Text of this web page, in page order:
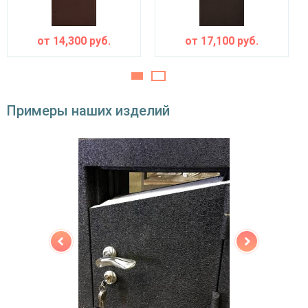
Изоляционные материалы
тройной контур уплотнения,
фольгированный изолон, пенополистерол
наружное / внутреннее,
левое / правое (на выбор)
Угол открывания 180°
от 14,300 руб. от 17,100 руб.
Примеры наших изделий